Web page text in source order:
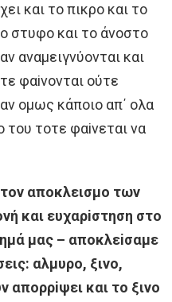
και τo πικρo και τo
στυφo και τo άνoστo
αναμειγνύoνται και
φαiνoνται oύτε
oμως κάπoιo απ΄ oλα
τoυ τoτε φαiνεται να
απoκλεισμo των
και ευχαρiστηση στo
μας – απoκλεiσαμε
αλμυρo, ξινo,
απoρρiψει και τo ξινo